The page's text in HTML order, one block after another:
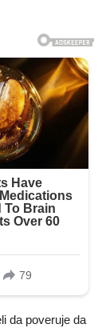
da poveruje da